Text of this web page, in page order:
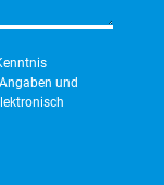
und